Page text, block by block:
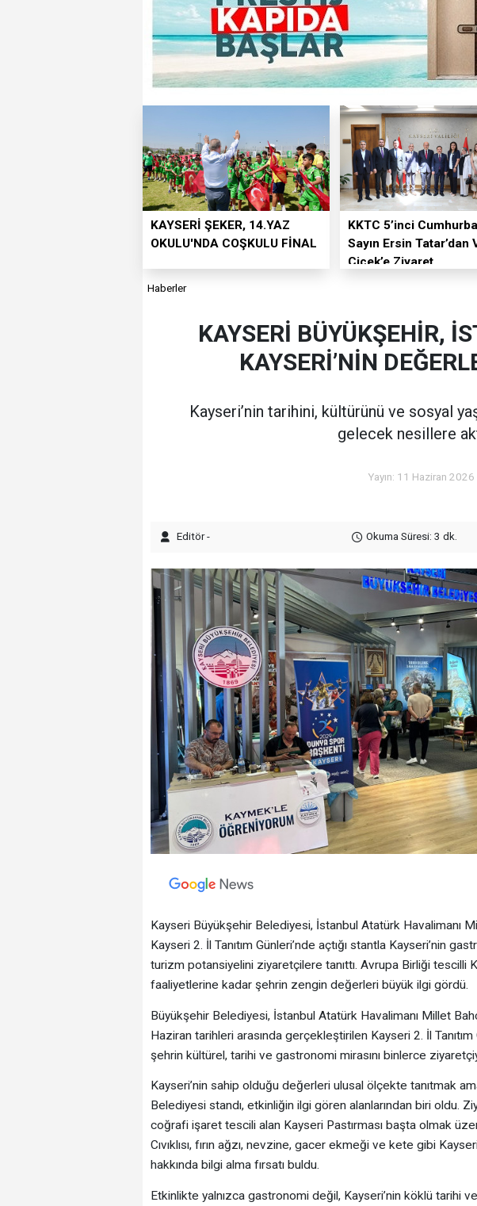
KAYSERİ ŞEKER, 14.YAZ
OKULU'NDA COŞKULU FİNAL
KKTC 5’inci
Sayın Ersin Tatar’dan
Çiçek’e Ziyaret
Haberler
KAYSERİ BÜYÜKŞEHİR,
KAYSERİ’NİN
Kayseri’nin tarihini, kültürünü ve sosyal
gelecek nesillere
Yayın: 11 Haziran
Editör - Okuma Süresi: 3 dk.
Kayseri Büyükşehir Belediyesi, İstanbul Atatürk Havalimanı
Kayseri 2. İl Tanıtım Günleri’nde açtığı stantla Kayseri’nin
turizm potansiyelini ziyaretçilere tanıttı. Avrupa Birliği tescilli
faaliyetlerine kadar şehrin zengin değerleri büyük ilgi gördü.
Büyükşehir Belediyesi, İstanbul Atatürk Havalimanı Millet
Haziran tarihleri arasında gerçekleştirilen Kayseri 2. İl
şehrin kültürel, tarihi ve gastronomi mirasını binlerce
Kayseri’nin sahip olduğu değerleri ulusal ölçekte tanıtmak
Belediyesi standı, etkinliğin ilgi gören alanlarından biri oldu.
coğrafi işaret tescili alan Kayseri Pastırması başta olmak
Cıvıklısı, fırın ağzı, nevzine, gacer ekmeği ve kete gibi
hakkında bilgi alma fırsatı buldu.
Etkinlikte yalnızca gastronomi değil, Kayseri’nin köklü tarihi